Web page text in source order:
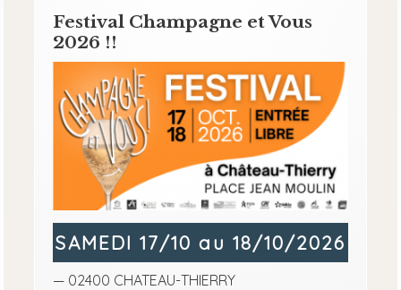
Festival Champagne et Vous
2026 !!
SAMEDI 17/10 au 18/10/2026
— 02400 CHATEAU-THIERRY